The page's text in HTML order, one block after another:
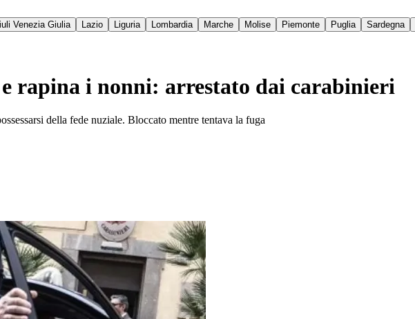
Venezia Giulia Lazio Liguria Lombardia Marche Molise Piemonte Puglia Sardegna
e rapina i nonni: arrestato dai carabinieri
della fede nuziale. Bloccato mentre tentava la fuga